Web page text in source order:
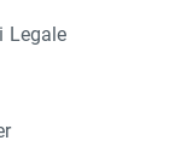
Legale